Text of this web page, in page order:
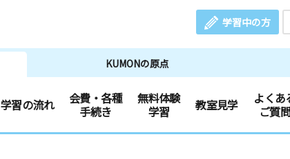
学習中の方
KUMONの原点
学習の流れ
会費・各種
手続き
無料体験
学習
教室見学
よくあ
ご質